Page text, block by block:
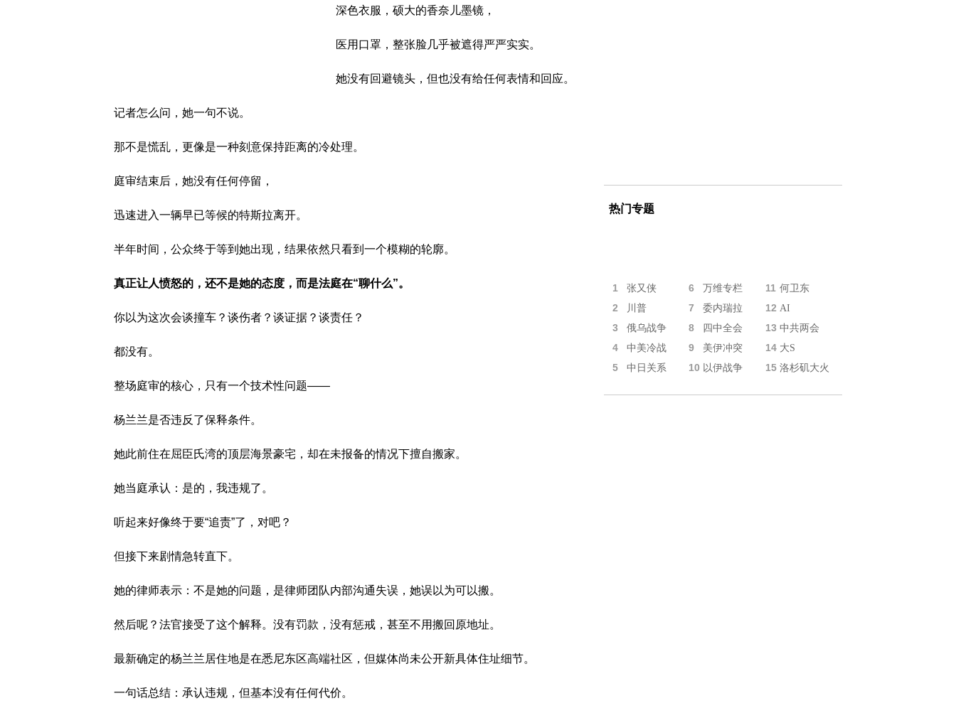
深色衣服，硕大的香奈儿墨镜，
医用口罩，整张脸几乎被遮得严严实实。
她没有回避镜头，但也没有给任何表情和回应。
记者怎么问，她一句不说。
那不是慌乱，更像是一种刻意保持距离的冷处理。
庭审结束后，她没有任何停留，
迅速进入一辆早已等候的特斯拉离开。
半年时间，公众终于等到她出现，结果依然只看到一个模糊的轮廓。
真正让人愤怒的，还不是她的态度，而是法庭在“聊什么”。
你以为这次会谈撞车？谈伤者？谈证据？谈责任？
都没有。
整场庭审的核心，只有一个技术性问题——
杨兰兰是否违反了保释条件。
她此前住在屈臣氏湾的顶层海景豪宅，却在未报备的情况下擅自搬家。
她当庭承认：是的，我违规了。
听起来好像终于要“追责”了，对吧？
但接下来剧情急转直下。
她的律师表示：不是她的问题，是律师团队内部沟通失误，她误以为可以搬。
然后呢？法官接受了这个解释。没有罚款，没有惩戒，甚至不用搬回原地址。
最新确定的杨兰兰居住地是在悉尼东区高端社区，但媒体尚未公开新具体住址细节。
一句话总结：承认违规，但基本没有任何代价。
热门专题
1 张又侠 6 万维专栏 11 何卫东
2 川普 7 委内瑞拉 12 AI
3 俄乌战争 8 四中全会 13 中共两会
4 中美冷战 9 美伊冲突 14 大S
5 中日关系 10 以伊战争 15 洛杉矶大火